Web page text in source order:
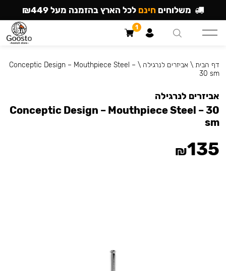
דף הבית \אביזרים לנרגילה \
Conceptic Design – Mouthpiece Steel –
30 sm
אביזרים לנרגילה
Conceptic Design – Mouthpiece Steel – 30
sm
₪135
משלוחים חינם לכל הארץ בהזמנה מעל ₪449
1